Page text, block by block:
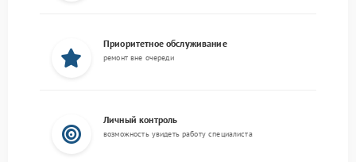
Приоритетное обслуживание
ремонт вне очереди
Личный контроль
возможность увидеть работу специалиста